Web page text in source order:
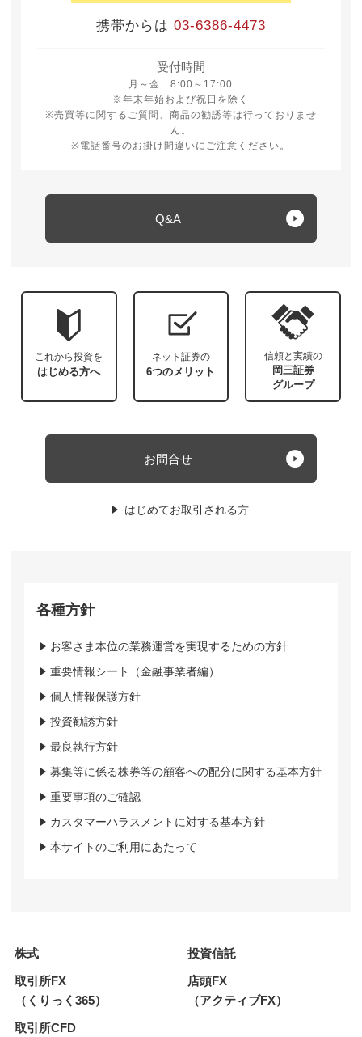
携帯からは 03-6386-4473
受付時間
月～金 8:00～17:00
月曜日から金曜日 8時から17時
※年末年始および祝日を除く
※売買等に関するご質問、商品の勧誘等は行っておりませ
ん。
※電話番号のお掛け間違いにご注意ください。
Q&A
これから投資を
はじめる方へ
ネット証券の
6つのメリット
信頼と実績の
岡三証券
グループ
お問合せ
はじめてお取引される方
各種方針
お客さま本位の業務運営を実現するための方針
重要情報シート（金融事業者編）
個人情報保護方針
投資勧誘方針
最良執行方針
募集等に係る株券等の顧客への配分に関する基本方針
重要事項のご確認
カスタマーハラスメントに対する基本方針
本サイトのご利用にあたって
株式
投資信託
取引所FX
（くりっく365）
店頭FX
（アクティブFX）
取引所CFD